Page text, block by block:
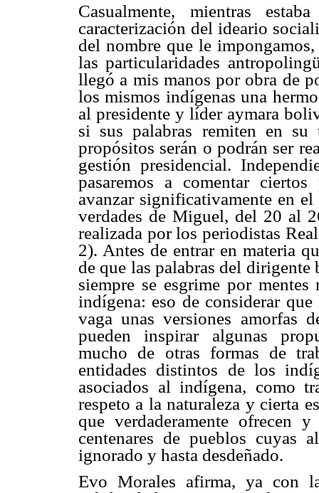
Casualmente, mientras
caracterización del ideario
del nombre que le
las particularidades
llegó a mis manos por obra de
los mismos indígenas una
al presidente y líder aymara
si sus palabras remiten en
propósitos serán o podrán ser
gestión presidencial.
pasaremos a comentar
avanzar significativamente en
verdades de Miguel, del 20 al
realizada por los periodistas
2). Antes de entrar en materia
de que las palabras del
siempre se esgrime por
indígena: eso de considerar
vaga unas versiones amorfas
pueden inspirar algunas
mucho de otras formas de
entidades distintos de los
asociados al indígena, como
respeto a la naturaleza y cierta
que verdaderamente ofrecen
centenares de pueblos cuyas
ignorado y hasta desdeñado.
Evo Morales afirma, ya con